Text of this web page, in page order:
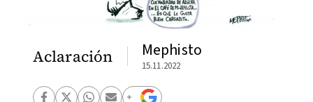
Aclaración Mephisto
15.11.2022